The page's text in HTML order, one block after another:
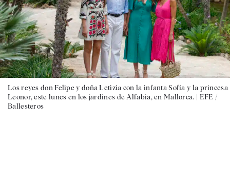
Los reyes don Felipe y doña Letizia con la infanta Sofía y la princesa
Leonor, este lunes en los jardines de Alfabia, en Mallorca. | EFE /
Ballesteros